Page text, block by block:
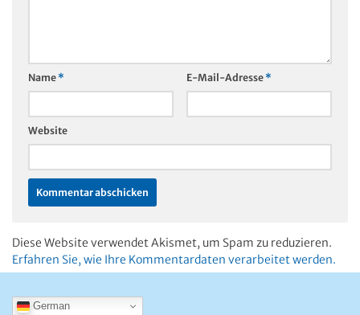
Name * E-Mail-Adresse *
Website
Diese Website verwendet Akismet, um Spam zu reduzieren.
Erfahren Sie, wie Ihre Kommentardaten verarbeitet werden.
German